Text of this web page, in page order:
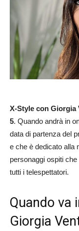
X-Style con Giorgia
5. Quando andrà in
data di partenza del
e che è dedicato alla
personaggi ospiti
tutti i telespettatori.
Quando va
Giorgia